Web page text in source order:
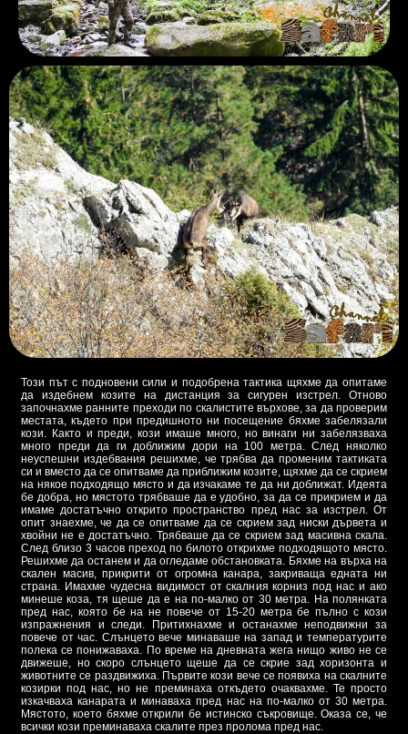
Този път с подновени сили и подобрена тактика щяхме да опитаме
да издебнем козите на дистанция за сигурен изстрел. Отново
започнахме ранните преходи по скалистите върхове, за да проверим
местата, където при предишното ни посещение бяхме забелязали
кози. Както и преди, кози имаше много, но винаги ни забелязваха
много преди да ги доближим дори на 100 метра. След няколко
неуспешни издебвания решихме, че трябва да променим тактиката
си и вместо да се опитваме да приближим козите, щяхме да се скрием
на някое подходящо място и да изчакаме те да ни доближат. Идеята
бе добра, но мястото трябваше да е удобно, за да се прикрием и да
имаме достатъчно открито пространство пред нас за изстрел. От
опит знаехме, че да се опитваме да се скрием зад ниски дървета и
хвойни не е достатъчно. Трябваше да се скрием зад масивна скала.
След близо 3 часов преход по билото открихме подходящото място.
Решихме да останем и да огледаме обстановката. Бяхме на върха на
скален масив, прикрити от огромна канара, закриваща едната ни
страна. Имахме чудесна видимост от скалния корниз под нас и ако
минеше коза, тя щеше да е на по-малко от 30 метра. На полянката
пред нас, която бе на не повече от 15-20 метра бе пълно с кози
изпражнения и следи. Притихнахме и останахме неподвижни за
повече от час. Слънцето вече минаваше на запад и температурите
полека се понижаваха. По време на дневната жега нищо живо не се
движеше, но скоро слънцето щеше да се скрие зад хоризонта и
животните се раздвижиха. Първите кози вече се появиха на скалните
козирки под нас, но не преминаха откъдето очаквахме. Те просто
изкачваха канарата и минаваха пред нас на по-малко от 30 метра.
Мястото, което бяхме открили бе истинско съкровище. Оказа се, че
всички кози преминаваха скалите през пролома пред нас.